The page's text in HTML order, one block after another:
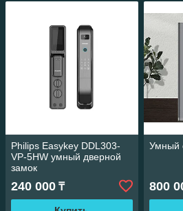
Philips Easykey DDL303-
VP-5HW умный дверной
замок
240 000 ₸
Умный
800